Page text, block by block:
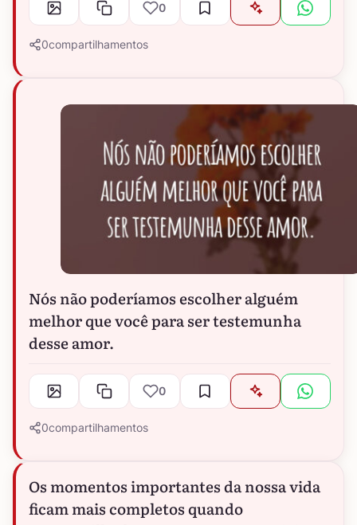
0
0compartilhamentos
Nós não poderíamos escolher alguém
melhor que você para ser testemunha
desse amor.
0
0compartilhamentos
Os momentos importantes da nossa vida
ficam mais completos quando